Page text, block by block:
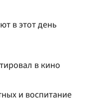
в этот день
в кино
и воспитание